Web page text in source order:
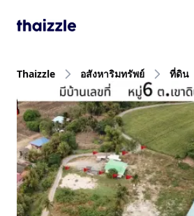
Thaizzle อสังหาริมทรัพย์ ที่ดิน